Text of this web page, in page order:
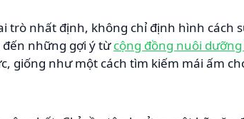
trò nhất định, không chỉ định hình cách
những gợi ý từcộng đồng nuôi
giống như một cách tìm kiếm mái ấm